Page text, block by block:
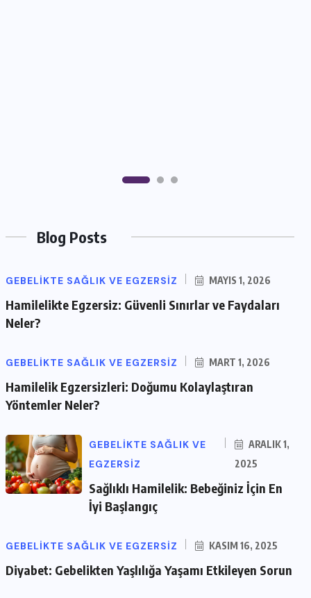
Blog Posts
GEBELIKTE SAĞLIK VE EGZERSIZ MAYIS 1, 2026
Hamilelikte Egzersiz: Güvenli Sınırlar ve Faydaları
Neler?
GEBELIKTE SAĞLIK VE EGZERSIZ MART 1, 2026
Hamilelik Egzersizleri: Doğumu Kolaylaştıran
Yöntemler Neler?
GEBELIKTE SAĞLIK VE
EGZERSIZ
ARALIK 1,
2025
Sağlıklı Hamilelik: Bebeğiniz İçin En
İyi Başlangıç
GEBELIKTE SAĞLIK VE EGZERSIZ KASIM 16, 2025
Diyabet: Gebelikten Yaşlılığa Yaşamı Etkileyen Sorun